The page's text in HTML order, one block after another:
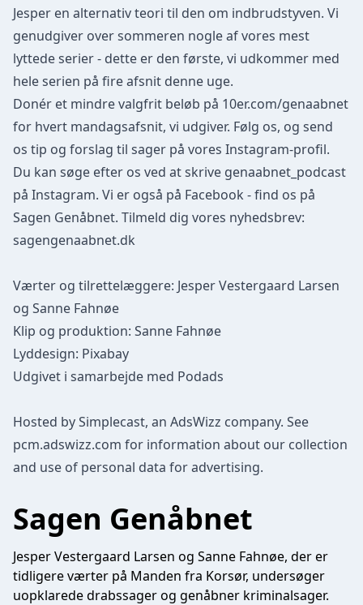
Jesper en alternativ teori til den om indbrudstyven. Vi
genudgiver over sommeren nogle af vores mest
lyttede serier - dette er den første, vi udkommer med
hele serien på fire afsnit denne uge.
Donér et mindre valgfrit beløb på 10er.com/genaabnet
for hvert mandagsafsnit, vi udgiver. Følg os, og send
os tip og forslag til sager på vores Instagram-profil.
Du kan søge efter os ved at skrive genaabnet_podcast
på Instagram. Vi er også på Facebook - find os på
Sagen Genåbnet. Tilmeld dig vores nyhedsbrev:
sagengenaabnet.dk
Værter og tilrettelæggere: Jesper Vestergaard Larsen
og Sanne Fahnøe
Klip og produktion: Sanne Fahnøe
Lyddesign: Pixabay
Udgivet i samarbejde med Podads
Hosted by Simplecast, an AdsWizz company. See
pcm.adswizz.com for information about our collection
and use of personal data for advertising.
Sagen Genåbnet
Jesper Vestergaard Larsen og Sanne Fahnøe, der er
tidligere værter på Manden fra Korsør, undersøger
uopklarede drabssager og genåbner kriminalsager.